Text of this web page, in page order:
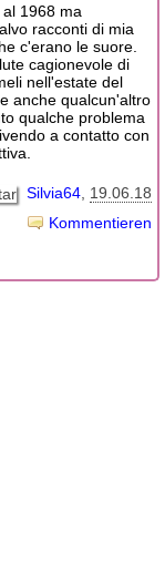
1968 ma
racconti di mia
c'erano le suore.
cagionevole di
nell'estate del
anche qualcun'altro
qualche problema
a contatto con
Silvia64 19.06.18
Kommentieren